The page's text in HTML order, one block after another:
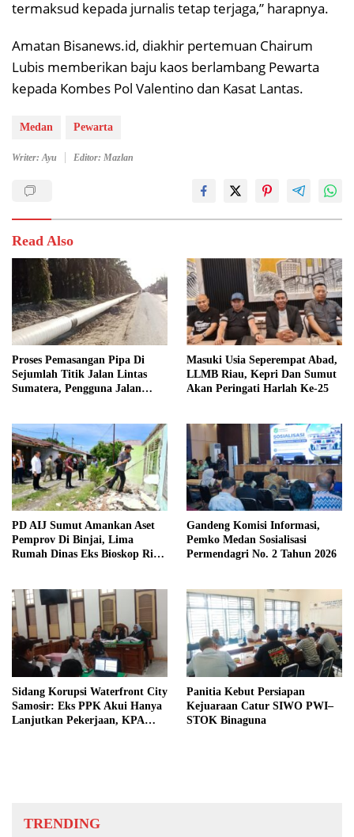
termaksud kepada jurnalis tetap terjaga,” harapnya.
Amatan Bisanews.id, diakhir pertemuan Chairum
Lubis memberikan baju kaos berlambang Pewarta
kepada Kombes Pol Valentino dan Kasat Lantas.
Medan Pewarta
Writer: Ayu Editor: Mazlan
Read Also
Proses Pemasangan Pipa Di
Sejumlah Titik Jalan Lintas
Sumatera, Pengguna Jalan
Masuki Usia Seperempat Abad,
LLMB Riau, Kepri Dan Sumut
Akan Peringati Harlah Ke-25
PD AIJ Sumut Amankan Aset
Pemprov Di Binjai, Lima
Rumah Dinas Eks Bioskop Ria
Gandeng Komisi Informasi,
Pemko Medan Sosialisasi
Permendagri No. 2 Tahun 2026
Sidang Korupsi Waterfront City
Samosir: Eks PPK Akui Hanya
Lanjutkan Pekerjaan, KPA
Panitia Kebut Persiapan
Kejuaraan Catur SIWO PWI–
STOK Binaguna
TRENDING